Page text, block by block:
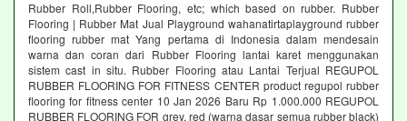
Rubber Roll,Rubber Flooring, etc; which based on rubber. Rubber
Flooring | Rubber Mat Jual Playground wahanatirtaplayground rubber
flooring rubber mat Yang pertama di Indonesia dalam mendesain
warna dan coran dari Rubber Flooring lantai karet menggunakan
sistem cast in situ. Rubber Flooring atau Lantai Terjual REGUPOL
RUBBER FLOORING FOR FITNESS CENTER product regupol rubber
flooring for fitness center 10 Jan 2026 Baru Rp 1.000.000 REGUPOL
RUBBER FLOORING FOR grey, red (warna dasar semua rubber black)